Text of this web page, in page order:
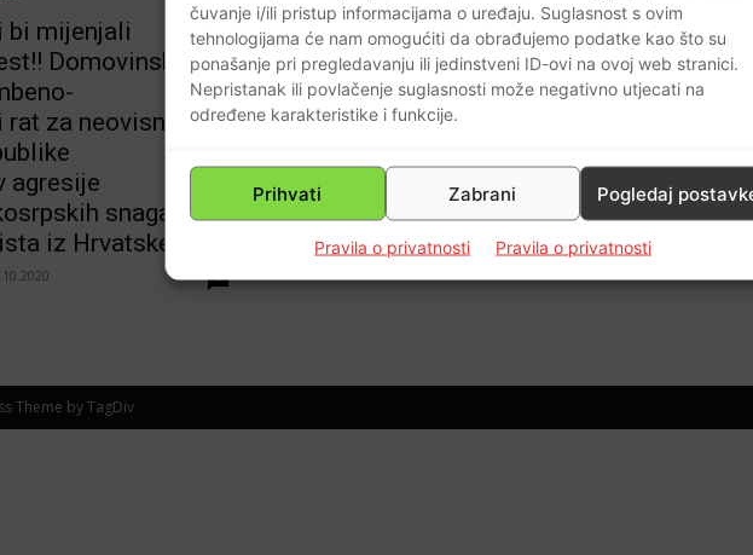
čuvanje i/ili pristup informacijama o uređaju. Suglasnost s ovim
tehnologijama će nam omogućiti da obrađujemo podatke kao što su
ponašanje pri pregledavanju ili jedinstveni ID-ovi na ovoj web stranici.
Nepristanak ili povlačenje suglasnosti može negativno utjecati na
određene karakteristike i funkcije.
Prihvati Zabrani Pogledaj
Pravila o privatnosti Pravila o privatnosti
bi mijenjali
Domovinski
za neovisnost i
agresije
snaga ,
iz Hrvatske
0
Theme by TagDiv